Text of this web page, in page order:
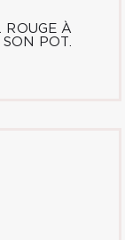
ROUGE À
POT.